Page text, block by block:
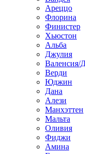
Ареццо
Флорина
Финистер
Хьюстон
Альба
Джулия
Валенсия/
Верди
Юджин
Дана
Алези
Манхэттен
Мальта
Оливия
Фиджи
Амина